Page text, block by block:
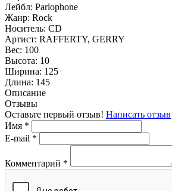
Лейбл: Parlophone
Жанр: Rock
Носитель: CD
Артист: RAFFERTY, GERRY
Вес: 100
Высота: 10
Ширина: 125
Длина: 145
Описание
Отзывы
Оставьте первый отзыв! Написать отзыв
Имя *
E-mail *
Комментарий *